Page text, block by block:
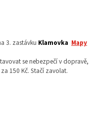
3. zastávku Klamovka Mapy
se nebezpečí v dopravě,
150 Kč. Stačí zavolat.